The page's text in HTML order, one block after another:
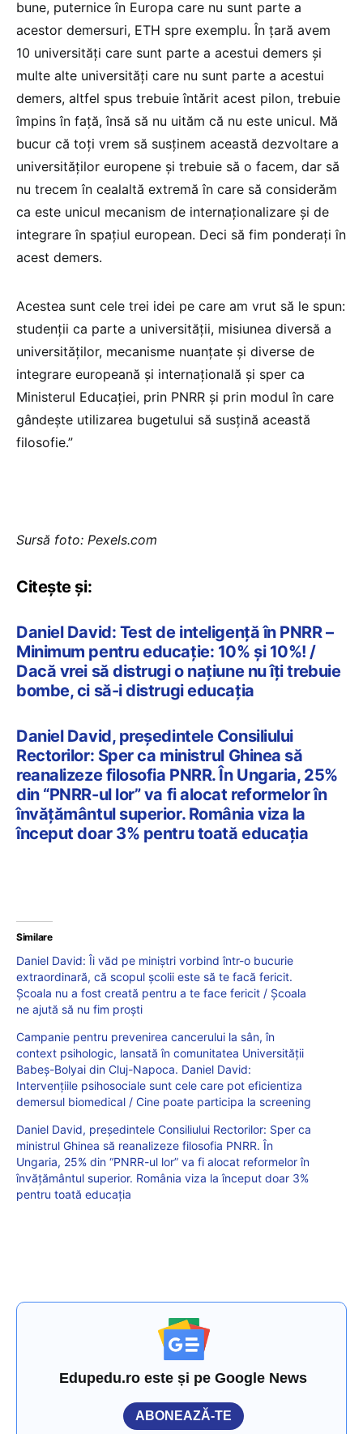
bune, puternice în Europa care nu sunt parte a
acestor demersuri, ETH spre exemplu. În țară avem
10 universități care sunt parte a acestui demers și
multe alte universități care nu sunt parte a acestui
demers, altfel spus trebuie întărit acest pilon, trebuie
împins în față, însă să nu uităm că nu este unicul. Mă
bucur că toți vrem să susținem această dezvoltare a
universităților europene și trebuie să o facem, dar să
nu trecem în cealaltă extremă în care să considerăm
ca este unicul mecanism de internaționalizare și de
integrare în spațiul european. Deci să fim ponderați în
acest demers.
Acestea sunt cele trei idei pe care am vrut să le spun:
studenții ca parte a universității, misiunea diversă a
universităților, mecanisme nuanțate și diverse de
integrare europeană și internațională și sper ca
Ministerul Educației, prin PNRR și prin modul în care
gândește utilizarea bugetului să susțină această
filosofie.”
Sursă foto: Pexels.com
Citește și:
Daniel David: Test de inteligență în PNRR –
Minimum pentru educație: 10% și 10%! /
Dacă vrei să distrugi o națiune nu îți trebuie
bombe, ci să-i distrugi educația
Daniel David, președintele Consiliului
Rectorilor: Sper ca ministrul Ghinea să
reanalizeze filosofia PNRR. În Ungaria, 25%
din “PNRR-ul lor” va fi alocat reformelor în
învățământul superior. România viza la
început doar 3% pentru toată educația
Similare
Daniel David: Îi văd pe miniștri vorbind într-o bucurie
extraordinară, că scopul școlii este să te facă fericit.
Școala nu a fost creată pentru a te face fericit / Școala
ne ajută să nu fim proști
Campanie pentru prevenirea cancerului la sân, în
context psihologic, lansată în comunitatea Universității
Babeș-Bolyai din Cluj-Napoca. Daniel David:
Intervențiile psihosociale sunt cele care pot eficientiza
demersul biomedical / Cine poate participa la screening
Daniel David, președintele Consiliului Rectorilor: Sper ca
ministrul Ghinea să reanalizeze filosofia PNRR. În
Ungaria, 25% din “PNRR-ul lor” va fi alocat reformelor în
învățământul superior. România viza la început doar 3%
pentru toată educația
Edupedu.ro este și pe Google News
ABONEAZĂ-TE